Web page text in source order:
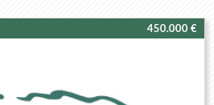
450.000 €